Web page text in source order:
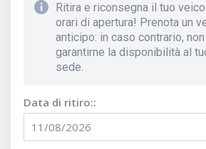
Ritira e riconsegna il tuo
orari di apertura! Prenota un
anticipo: in caso contrario,
garantirne la disponibilità al
sede.
Data di ritiro::